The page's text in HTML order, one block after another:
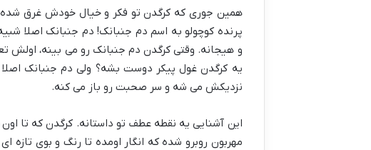
همین جوری که کرگدن تو فکر و خیال خودش غرق
پرنده کوچولو به اسم دم جنبانک! دم جنبانک اصلا
و هیجانه. وقتی کرگدن دم جنبانک رو می بینه، اولش
یه کرگدن غول پیکر دوست بشه؟ ولی دم جنبانک
نزدیکش می شه و سر صحبت رو باز می کنه.
این آشنایی یه نقطه عطف تو داستانه. کرگدن که تا
مهربون روبرو شده که انگار اومده تا رنگ و بوی تازه